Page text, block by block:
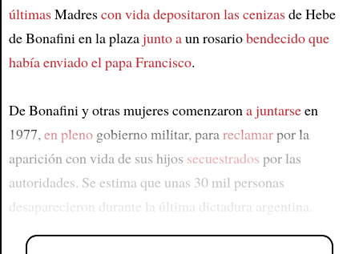
últimasMadrescon vidadepositaron las cenizasde Hebe
de Bonafini en la plazajunto aun rosariobendecidoque
había enviado el papa Francisco.
De Bonafini y otras mujeres comenzaron a juntarseen
1977, en plenogobierno militar, para reclamarpor la
aparición con vida de sus hijos secuestrados por las
autoridades. Se estima que unas 30 mil personas
desaparecieron durante la última dictadura argentina.